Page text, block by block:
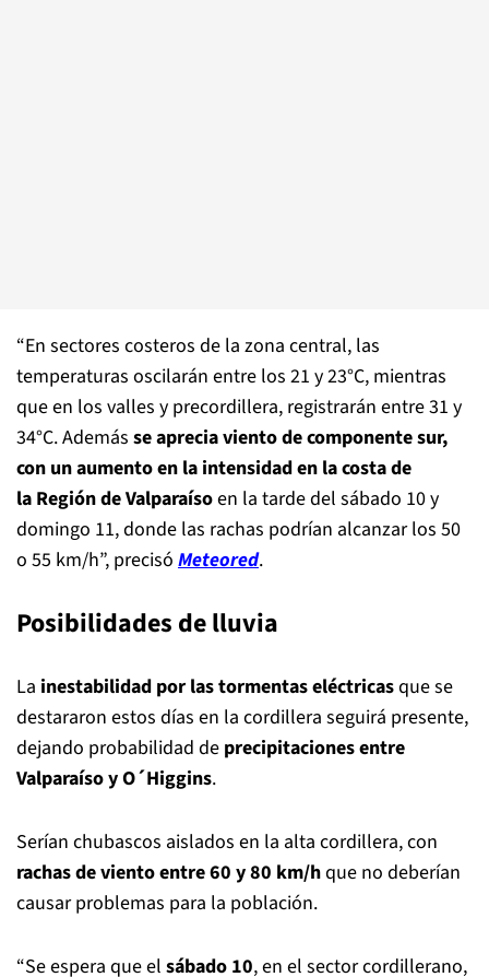
“En sectores costeros de la zona central, las
temperaturas oscilarán entre los 21 y 23°C, mientras
que en los valles y precordillera, registrarán entre 31 y
34°C. Además se aprecia viento de componente sur,
con un aumento en la intensidad en la costa de
la Región de Valparaísoen la tarde del sábado 10 y
domingo 11, donde las rachas podrían alcanzar los 50
o 55 km/h”, precisó Meteored.
Posibilidades de lluvia
La inestabilidad por las tormentas eléctricasque se
destararon estos días en la cordillera seguirá presente,
dejando probabilidad de precipitaciones entre
Valparaíso y O´Higgins.
Serían chubascos aislados en la alta cordillera, con
rachas de viento entre 60 y 80 km/hque no deberían
causar problemas para la población.
“Se espera que el sábado 10, en el sector cordillerano,